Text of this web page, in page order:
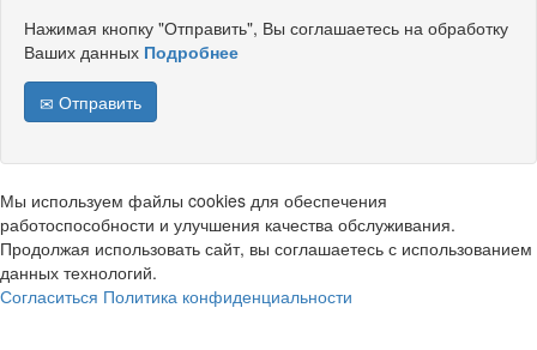
Нажимая кнопку "Отправить", Вы соглашаетесь на обработку
Ваших данных Подробнее
Отправить
Мы используем файлы cookies для обеспечения
работоспособности и улучшения качества обслуживания.
Продолжая использовать сайт, вы соглашаетесь с использованием
данных технологий.
Согласиться Политика конфиденциальности